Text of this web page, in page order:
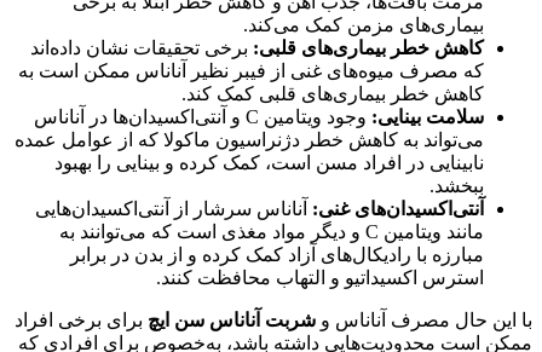
بیماری‌های مزمن کمک می‌کند.
کاهش خطر بیماری‌های قلبی: برخی تحقیقات نشان داده‌اند
که مصرف میوه‌های غنی از فیبر نظیر آناناس ممکن است به
کاهش خطر بیماری‌های قلبی کمک کند.
سلامت بینایی:
وجود ویتامین C و آنتی‌اکسیدان‌ها در آناناس
می‌تواند به کاهش خطر دژنراسیون ماکولا که از عوامل عمده
نابینایی در افراد مسن است، کمک کرده و بینایی را بهبود
ببخشد.
آنتی‌اکسیدان‌های غنی: آناناس سرشار از آنتی‌اکسیدان‌هایی
مانند ویتامین C و دیگر مواد مغذی است که می‌توانند به
مبارزه با رادیکال‌‌های آزاد کمک کرده و از بدن در برابر
استرس اکسیداتیو و التهاب محافظت کنند.
با این‌ حال مصرف آناناس و شربت آناناس سن ایچ برای برخی افراد
ممکن است محدودیت‌هایی داشته باشد، به‌خصوص برای افرادی که